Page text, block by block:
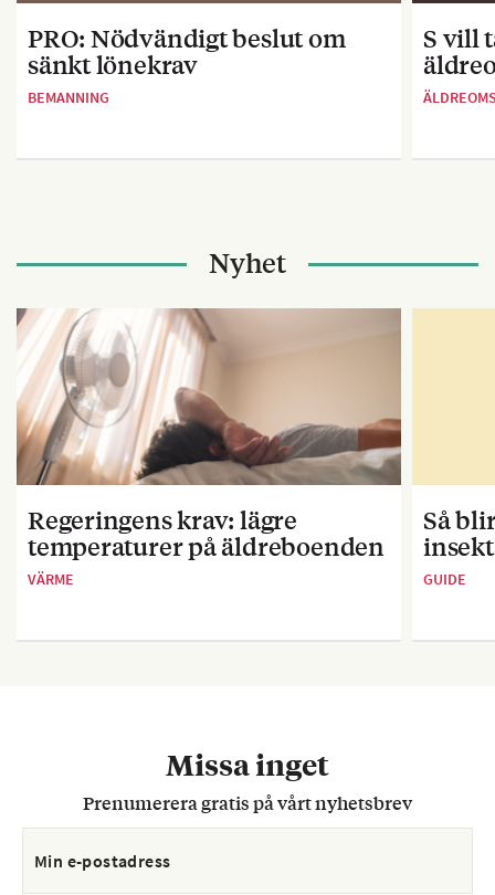
PRO: Nödvändigt beslut om
sänkt lönekrav
BEMANNING
S vill
Nyhet
Regeringens krav: lägre
temperaturer på äldreboenden
VÄRME
Så
GUIDE
Missa inget
Prenumerera gratis på vårt nyhetsbrev